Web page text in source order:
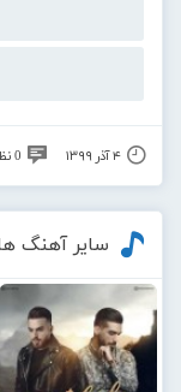
۴ آذر ۱۳۹۹ 0 نظر
سایر آهنگ